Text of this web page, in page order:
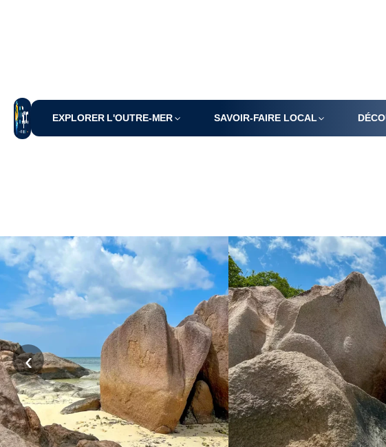
EXPLORER L'OUTRE-MER SAVOIR-FAIRE LOCAL
‹